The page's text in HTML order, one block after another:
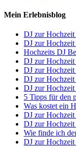
Mein Erlebnisblog
DJ zur
DJ zur
Hochzeits DJ
DJ zur
DJ zur
DJ zur
DJ zur Hochzeit
5 Tipps für den
Was kostet ein
DJ zur Hochzeit
DJ zur
Wie finde ich
DJ zur Hochzeit